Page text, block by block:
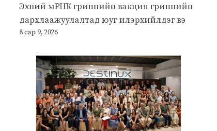
Эхний мРНК гриппийн вакцин гриппийн
дархлаажуулалтад юуг илэрхийлдэг вэ
8 сар 9, 2026